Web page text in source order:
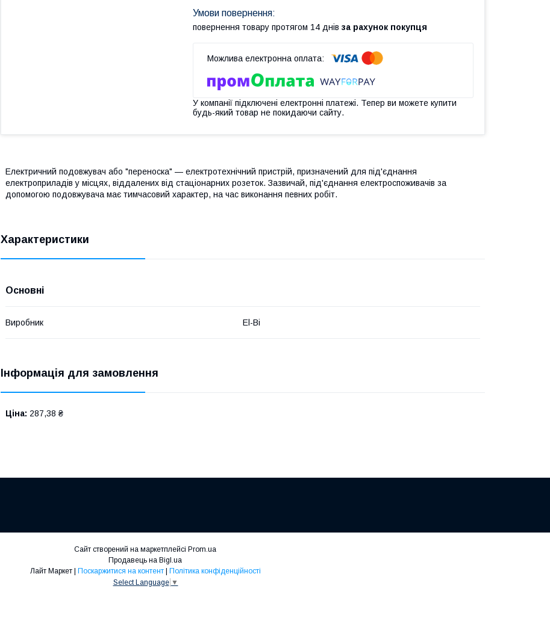
повернення товару протягом 14 днів за рахунок покупця
У компанії підключені електронні платежі. Тепер ви можете купити
будь-який товар не покидаючи сайту.
Електричний подовжувач або "переноска" — електротехнічний пристрій, призначений для під'єднання
електроприладів у місцях, віддалених від стаціонарних розеток. Зазвичай, під'єднання електроспоживачів за
допомогою подовжувача має тимчасовий характер, на час виконання певних робіт.
Характеристики
Основні
Виробник El-Bi
Інформація для замовлення
Ціна: 287,38 ₴
Сайт створений на маркетплейсі Prom.ua
Продавець на Bigl.ua
Лайт Маркет | Поскаржитися на контент | Політика конфіденційності
Select Language ▼